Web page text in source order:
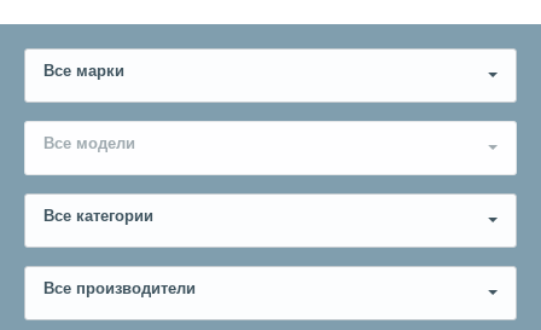
Все марки
Все модели
Все категории
Все производители